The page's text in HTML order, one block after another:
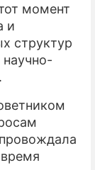
момент
и
структур